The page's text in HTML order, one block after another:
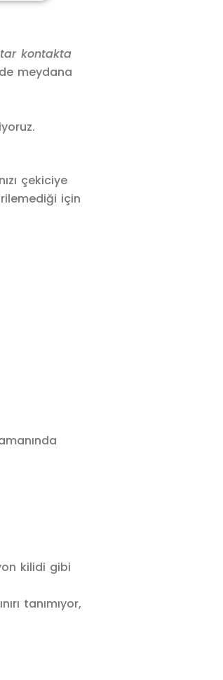
kontakta
meydana
çekiciye
için
kilidi gibi
tanımıyor,